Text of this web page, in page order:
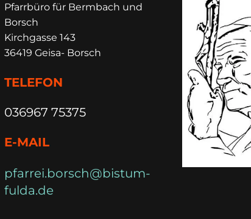
Pfarrbüro für Bermbach und
Borsch
Kirchgasse 143
36419 Geisa- Borsch
TELEFON
036967 75375
E-MAIL
pfarrei.borsch@bistum-
fulda.de